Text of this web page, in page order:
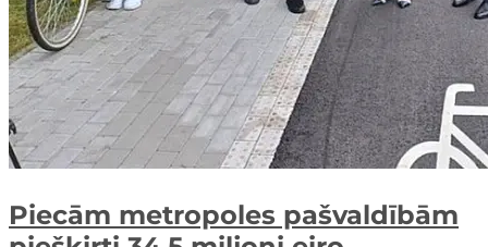
Piecām metropoles pašvaldībām